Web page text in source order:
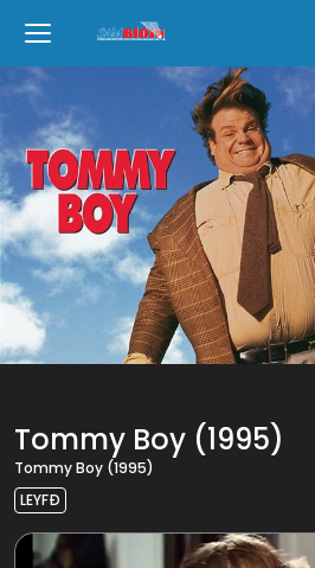
Back
Væntanlegt
Close
Nýjar myndir
Klassískar myndir
Skvísubíó
Ópera
Back
Tungumál
Close
íslenska
English
Tommy Boy (1995)
Tommy Boy (1995)
LEYFÐ